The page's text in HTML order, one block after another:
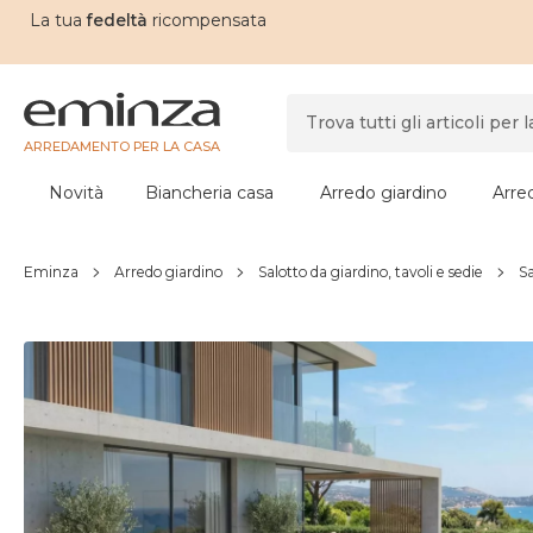
La tua fedeltà ricompensata
ARREDAMENTO PER LA CASA
Novità Biancheria casa Arredo giardino
Eminza Arredo giardino Salotto da giardino, tavoli e sedie